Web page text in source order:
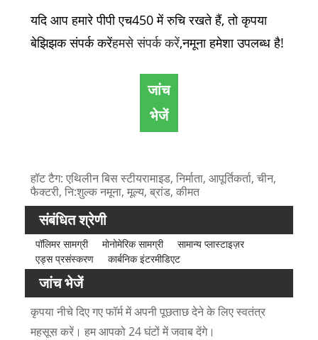
यदि आप हमारे पीपी एच450 में रुचि रखते हैं, तो कृपया
बेझिझक संपर्क करेंहमसे संपर्क करें,नमूना हमेशा उपलब्ध है!
जांच
भेजें
हॉट टैग: एथिलीन बिस स्टीयरामाइड, निर्माता, आपूर्तिकर्ता, चीन,
फैक्टरी, नि:शुल्क नमूना, मूल्य, ब्रांड, कीमत
संबंधित श्रेणी
पॉलिमर सामग्री मोनोमेरिक सामग्री
सामान्य प्लास्टाइज़र
एड्स प्रसंस्करण
कार्बनिक इंटरमीडिएट
जांच भेजें
कृपया नीचे दिए गए फॉर्म में अपनी पूछताछ देने के लिए स्वतंत्र
महसूस करें। हम आपको 24 घंटों में जवाब देंगे।